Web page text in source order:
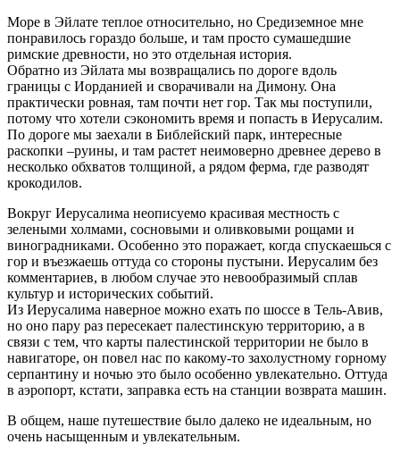
Море в Эйлате теплое относительно, но Средиземное мне
понравилось гораздо больше, и там просто сумашедшие
римские древности, но это отдельная история.
Обратно из Эйлата мы возвращались по дороге вдоль
границы с Иорданией и сворачивали на Димону. Она
практически ровная, там почти нет гор. Так мы поступили,
потому что хотели сэкономить время и попасть в Иерусалим.
По дороге мы заехали в Библейский парк, интересные
раскопки –руины, и там растет неимоверно древнее дерево в
несколько обхватов толщиной, а рядом ферма, где разводят
крокодилов.
Вокруг Иерусалима неописуемо красивая местность с
зелеными холмами, сосновыми и оливковыми рощами и
виноградниками. Особенно это поражает, когда спускаешься с
гор и въезжаешь оттуда со стороны пустыни. Иерусалим без
комментариев, в любом случае это невообразимый сплав
культур и исторических событий.
Из Иерусалима наверное можно ехать по шоссе в Тель-Авив,
но оно пару раз пересекает палестинскую территорию, а в
связи с тем, что карты палестинской территории не было в
навигаторе, он повел нас по какому-то захолустному горному
серпантину и ночью это было особенно увлекательно. Оттуда
в аэропорт, кстати, заправка есть на станции возврата машин.
В общем, наше путешествие было далеко не идеальным, но
очень насыщенным и увлекательным.